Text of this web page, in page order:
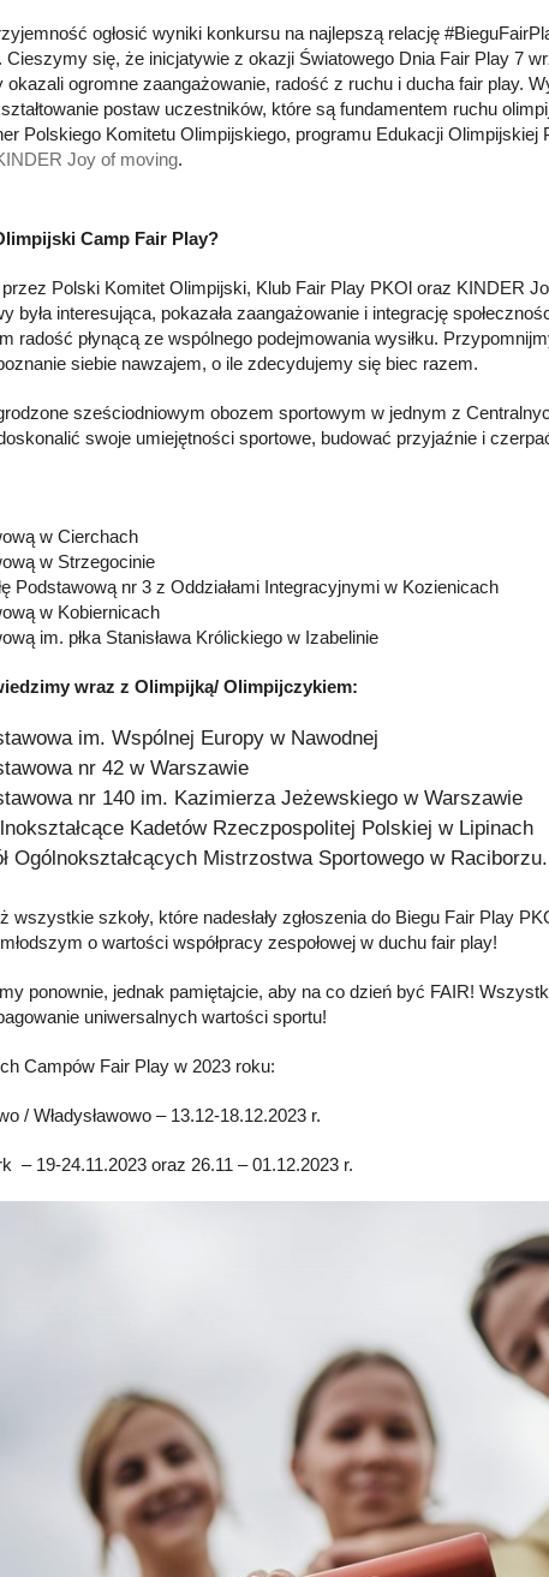
ogłosić wyniki konkursu na najlepszą relację
się, że inicjatywie z okazji Światowego Dnia Fair Play 7
ogromne zaangażowanie, radość z ruchu i ducha fair play.
postaw uczestników, które są fundamentem ruchu
Polskiego Komitetu Olimpijskiego, programu Edukacji
Joy of moving.
Camp Fair Play?
przez Polski Komitet Olimpijski, Klub Fair Play PKOl oraz KINDER
była interesująca, pokazała zaangażowanie i integrację
radość płynącą ze wspólnego podejmowania wysiłku.
siebie nawzajem, o ile zdecydujemy się biec razem.
sześciodniowym obozem sportowym w jednym z
swoje umiejętności sportowe, budować przyjaźnie i
w Cierchach
w Strzegocinie
Podstawową nr 3 z Oddziałami Integracyjnymi w Kozienicach
w Kobiernicach
im. płka Stanisława Królickiego w Izabelinie
wraz z Olimpijką/ Olimpijczykiem:
im. Wspólnej Europy w Nawodnej
nr 42 w Warszawie
nr 140 im. Kazimierza Jeżewskiego w Warszawie
Kadetów Rzeczpospolitej Polskiej w Lipinach
Ogólnokształcących Mistrzostwa Sportowego w Raciborzu.
wszystkie szkoły, które nadesłały zgłoszenia do Biegu Fair Play
o wartości współpracy zespołowej w duchu fair play!
ponownie, jednak pamiętajcie, aby na co dzień być FAIR!
uniwersalnych wartości sportu!
Campów Fair Play w 2023 roku:
/ Władysławowo – 13.12-18.12.2023 r.
– 19-24.11.2023 oraz 26.11 – 01.12.2023 r.